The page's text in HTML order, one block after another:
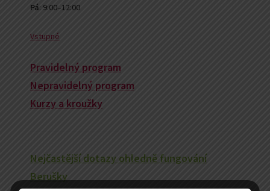
Pá: 9:00–12:00
Vstupné
Pravidelný program
Nepravidelný program
Kurzy a kroužky
Nejčastější dotazy ohledně fungování
Berušky